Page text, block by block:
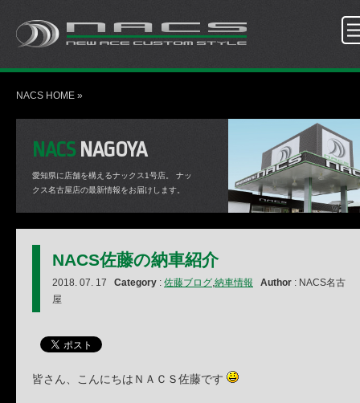
NACS HOME »
NACSNAGOYA
愛知県に店舗を構えるナックス1号店。
ナッ
クス名古屋店の最新情報をお届けします。
NACS佐藤の納車紹介
2018. 07. 17 Category : 佐藤ブログ,納車情報 Author : NACS名古
屋
皆さん、こんにちはＮＡＣＳ佐藤です